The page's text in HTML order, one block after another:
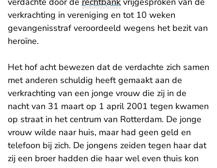
verkrachting in vereniging en tot 10 weken
gevangenisstraf veroordeeld wegens het bezit van
heroïne.
Het hof acht bewezen dat de verdachte zich samen
met anderen schuldig heeft gemaakt aan de
verkrachting van een jonge vrouw die zij in de
nacht van 31 maart op 1 april 2001 tegen kwamen
op straat in het centrum van Rotterdam. De jonge
vrouw wilde naar huis, maar had geen geld en
telefoon bij zich. De jongens zeiden tegen haar dat
zij een broer hadden die haar wel even thuis kon